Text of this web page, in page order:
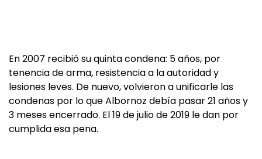
En 2007 recibió su quinta condena: 5 años, por
tenencia de arma, resistencia a la autoridad y
lesiones leves. De nuevo, volvieron a unificarle las
condenas por lo que Albornoz debía pasar 21 años y
3 meses encerrado. El 19 de julio de 2019 le dan por
cumplida esa pena.